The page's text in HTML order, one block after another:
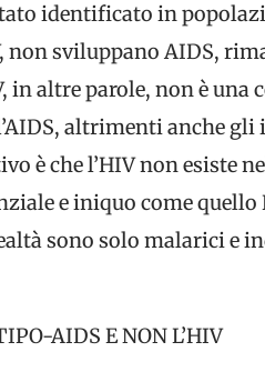
identificato in
sviluppano AIDS,
altre parole, non è una
altrimenti anche
è che l’HIV non esiste
e iniquo come
sono solo malarici e
AIDS E NON L’HIV